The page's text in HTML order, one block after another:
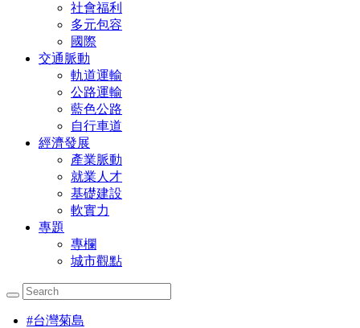
社會福利
多元包容
國際
交通脈動
軌道運輸
公路運輸
藍色公路
自行車道
經濟發展
產業脈動
就業人才
基礎建設
軟實力
專題
專欄
城市觀點
#台灣菊島